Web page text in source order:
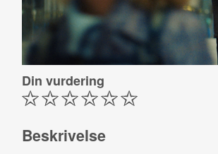
Din vurdering
Beskrivelse